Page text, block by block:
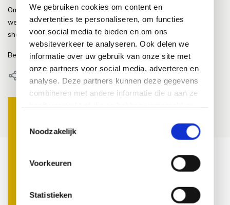
We gebruiken cookies om content en
advertenties te personaliseren, om functies
voor social media te bieden en om ons
websiteverkeer te analyseren. Ook delen we
informatie over uw gebruik van onze site met
onze partners voor social media, adverteren en
analyse. Deze partners kunnen deze gegevens
combineren met andere informatie die u aan ze
Noodzakelijk
Voorkeuren
Statistieken
Om toch nog een beetje in de sfeer te blijven gaan we deze hele
week nog onze outlet prijzen hanteren. Deze kunt u in onze
showroom herkennen door de gele prijskaarten.
Bedankt voor de gezelligheid!
Duurzaamheid als nieuwe
standaard in de tuin
Door Roos, 23 september
Het gebruik van
steigerhout in de
veelzijdigheid